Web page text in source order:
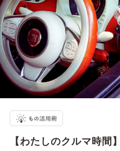
【わたしのクルマ時